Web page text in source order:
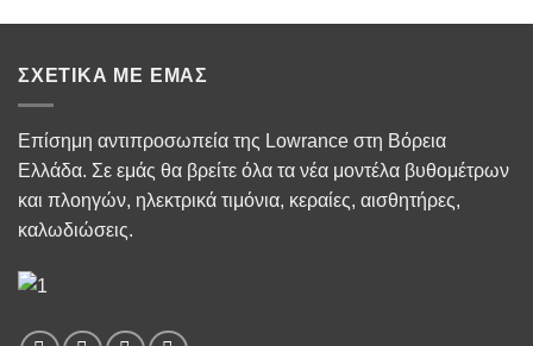
ΣΧΕΤΙΚΆ ΜΕ ΕΜΆΣ
Επίσημη αντιπροσωπεία της Lowrance στη Βόρεια
Ελλάδα. Σε εμάς θα βρείτε όλα τα νέα μοντέλα βυθομέτρων
και πλοηγών, ηλεκτρικά τιμόνια, κεραίες, αισθητήρες,
καλωδιώσεις.